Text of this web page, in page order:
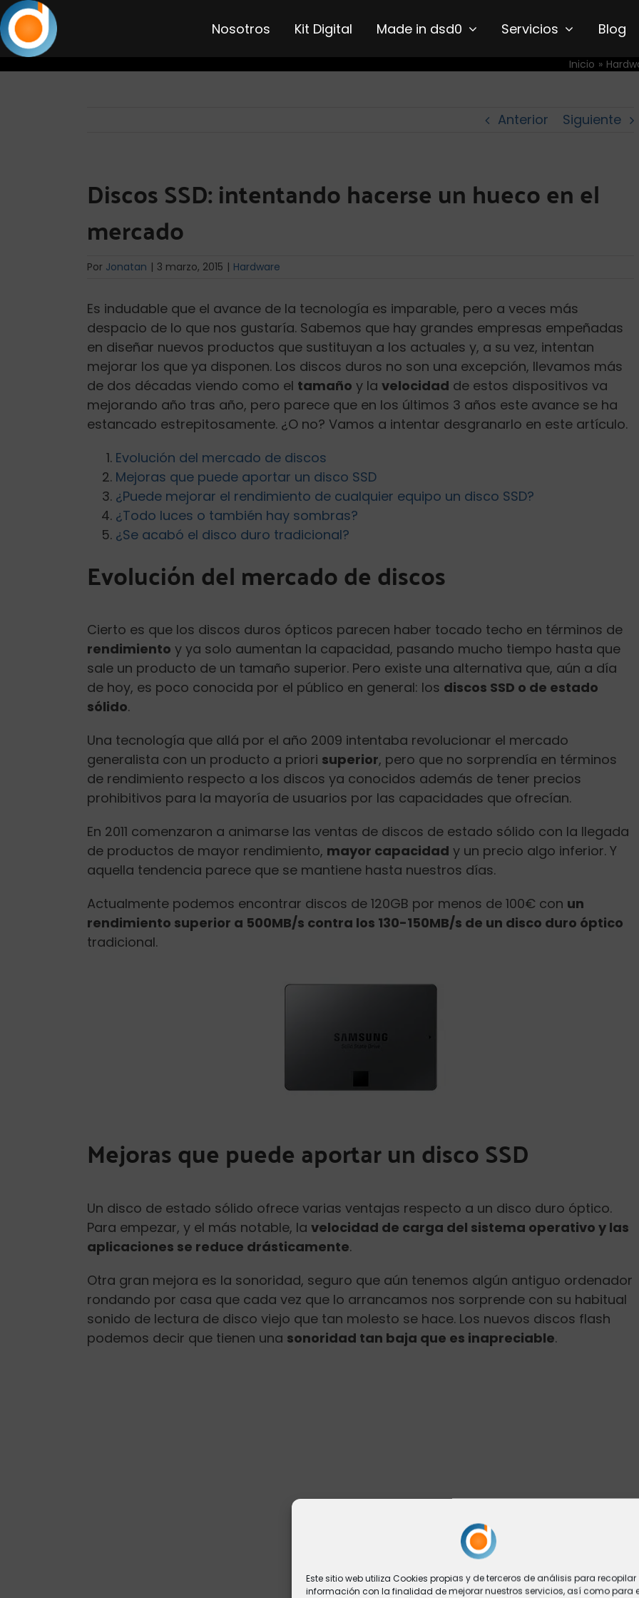
Este sitio web utiliza Cookies propias y de terceros de análisis para recopilar
información con la finalidad de mejorar nuestros servicios, así como para
Saltar
al
contenido
Nosotros Kit Digital Made in dsd0 Servicios Blog
Inicio
Anterior Siguiente
Discos SSD: intentando hacerse un hueco en el
mercado
Por Jonatan | 3 marzo, 2015 | Hardware
Es indudable que el avance de la tecnología es imparable, pero a veces más
despacio de lo que nos gustaría. Sabemos que hay grandes empresas empeñadas
en diseñar nuevos productos que sustituyan a los actuales y, a su vez, intentan
mejorar los que ya disponen. Los discos duros no son una excepción, llevamos más
de dos décadas viendo como el tamaño y la velocidad de estos dispositivos va
mejorando año tras año, pero parece que en los últimos 3 años este avance se ha
estancado estrepitosamente. ¿O no? Vamos a intentar desgranarlo en este artículo.
Evolución del mercado de discos
Mejoras que puede aportar un disco SSD
¿Puede mejorar el rendimiento de cualquier equipo un disco SSD?
¿Todo luces o también hay sombras?
¿Se acabó el disco duro tradicional?
Evolución del mercado de discos
Cierto es que los discos duros ópticos parecen haber tocado techo en términos de
rendimiento y ya solo aumentan la capacidad, pasando mucho tiempo hasta que
sale un producto de un tamaño superior. Pero existe una alternativa que, aún a día
de hoy, es poco conocida por el público en general: los discos SSD o de estado
sólido.
Una tecnología que allá por el año 2009 intentaba revolucionar el mercado
generalista con un producto a priori superior, pero que no sorprendía en términos
de rendimiento respecto a los discos ya conocidos además de tener precios
prohibitivos para la mayoría de usuarios por las capacidades que ofrecían.
En 2011 comenzaron a animarse las ventas de discos de estado sólido con la llegada
de productos de mayor rendimiento, mayor capacidad y un precio algo inferior. Y
aquella tendencia parece que se mantiene hasta nuestros días.
Actualmente podemos encontrar discos de 120GB por menos de 100€ con un
rendimiento superior a 500MB/s contra los 130-150MB/s de un disco duro óptico
tradicional.
Mejoras que puede aportar un disco SSD
Un disco de estado sólido ofrece varias ventajas respecto a un disco duro óptico.
Para empezar, y el más notable, la velocidad de carga del sistema operativo y las
aplicaciones se reduce drásticamente.
Otra gran mejora es la sonoridad, seguro que aún tenemos algún antiguo ordenador
rondando por casa que cada vez que lo arrancamos nos sorprende con su habitual
sonido de lectura de disco viejo que tan molesto se hace. Los nuevos discos flash
podemos decir que tienen una sonoridad tan baja que es inapreciable.